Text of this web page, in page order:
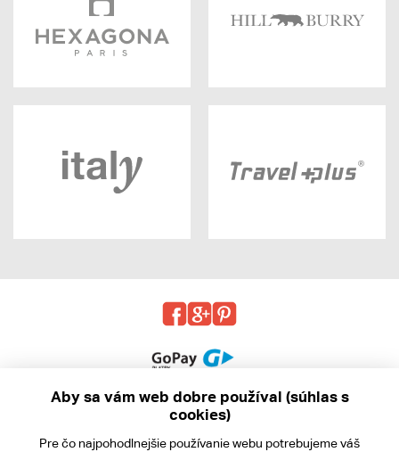
Aby sa vám web dobre používal (súhlas s
cookies)
Pre čo najpohodlnejšie používanie webu potrebujeme váš